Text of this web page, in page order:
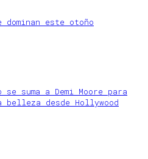
dominan este otoño
suma a Demi Moore para
desde Hollywood